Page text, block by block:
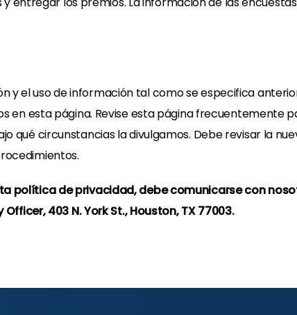
y el uso de información tal como se especifica
en esta página. Revise esta página frecuentemente
qué circunstancias la divulgamos. Debe revisar la
política de privacidad, debe comunicarse con
403 N. York St., Houston, TX 77003.